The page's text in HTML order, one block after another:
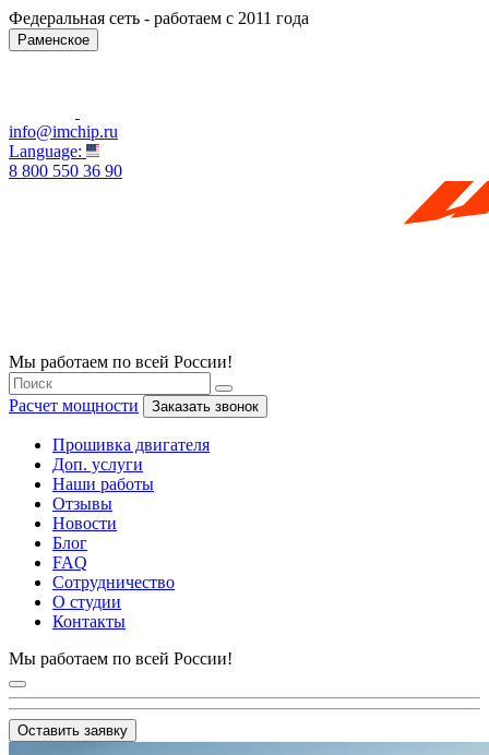
Федеральная сеть - работаем с 2011 года
Раменское
info@imchip.ru
Language:
8 800 550 36 90
Мы работаем по всей России!
Расчет мощности Заказать звонок
Прошивка двигателя
Доп. услуги
Наши работы
Отзывы
Новости
Блог
FAQ
Сотрудничество
О студии
Контакты
Мы работаем по всей России!
Оставить заявку